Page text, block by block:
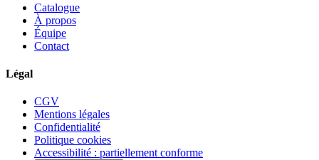
Catalogue
À propos
Équipe
Contact
Légal
CGV
Mentions légales
Confidentialité
Politique cookies
Accessibilité : partiellement conforme